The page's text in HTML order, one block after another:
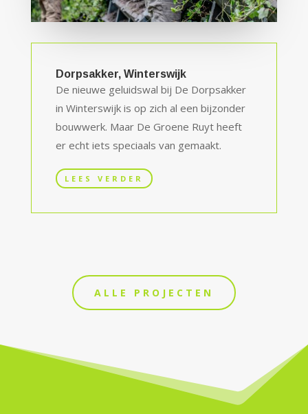
Dorpsakker, Winterswijk
De nieuwe geluidswal bij De Dorpsakker
in Winterswijk is op zich al een bijzonder
bouwwerk. Maar De Groene Ruyt heeft
er echt iets speciaals van gemaakt.
LEES VERDER
ALLE PROJECTEN